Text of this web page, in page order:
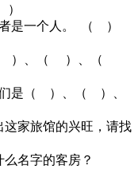
是一个人。 （ ）
）、（ ）、（
们是（ ）、（ ）、
家旅馆的兴旺，请找
名字的客房？